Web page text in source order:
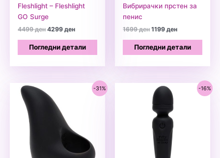
Fleshlight – Fleshlight
GO Surge
4499денOriginal
was:
4499 ден.
4299денCurrent
is:
Погледни детали
Вибрирачки прстен за
пенис
1699денOriginal
was:
1699 ден.
1199денCurrent
is:
Погледни детали
-31% -16%